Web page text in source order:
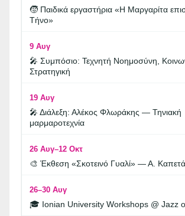
🧒 Παιδικά εργαστήρια «Η Μαργαρίτα
Τήνο»
9 Αυγ
🎤 Συμπόσιο: Τεχνητή Νοημοσύνη,
Στρατηγική
19 Αυγ
🎤 Διάλεξη: Αλέκος Φλωράκης — Τηνιακή
μαρμαροτεχνία
26 Αυγ–12 Οκτ
🎨 Έκθεση «Σκοτεινό Γυαλί» — Α.
26–30 Αυγ
🎓 Ionian University Workshops @ Jazz